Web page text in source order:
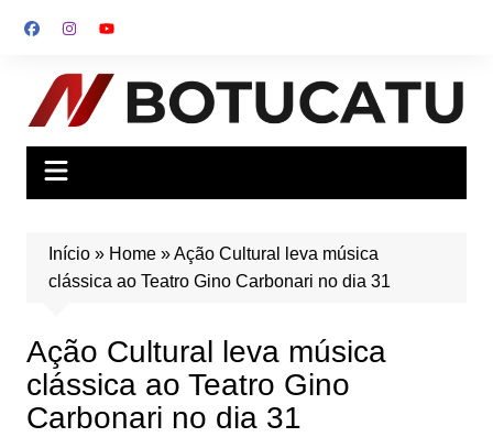
para
conteúdo
Início» Home»Ação Cultural leva música
clássica ao Teatro Gino Carbonari no dia 31
Ação Cultural leva música
clássica ao Teatro Gino
Carbonari no dia 31